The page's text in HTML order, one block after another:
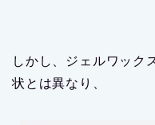
しかし、ジェルワック
状とは異なり、